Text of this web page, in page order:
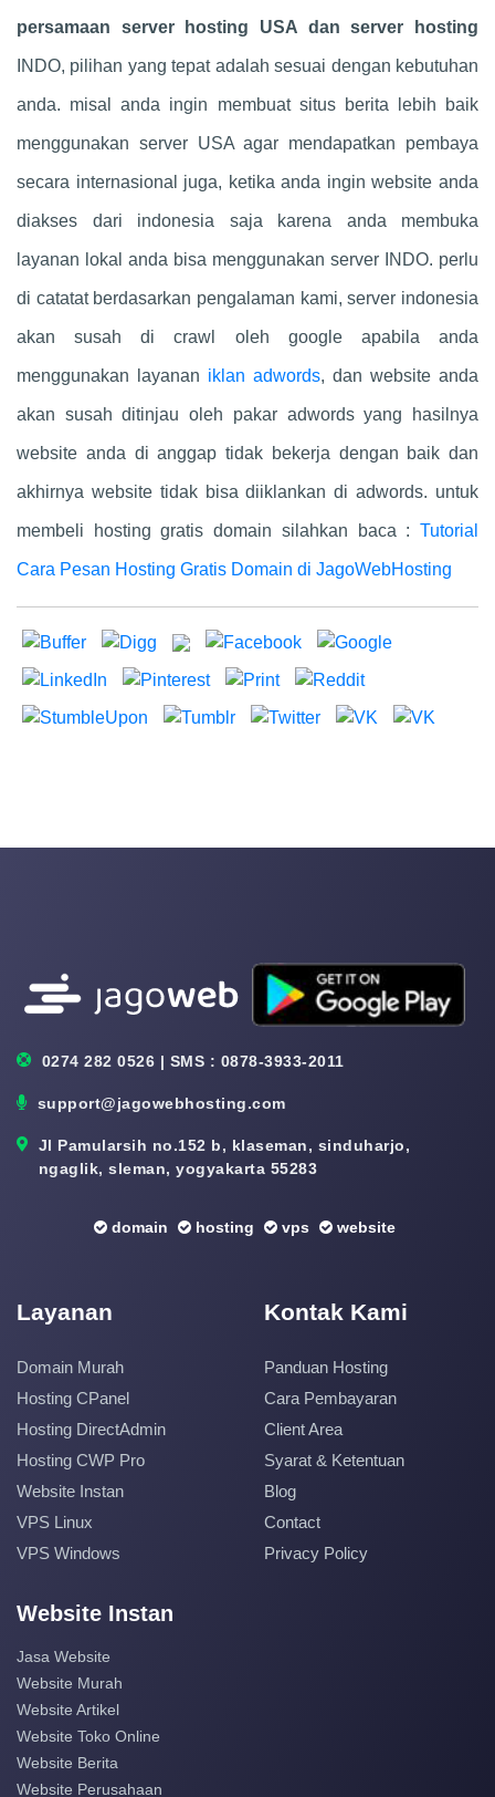
persamaan server hosting USA dan server hosting
INDO, pilihan yang tepat adalah sesuai dengan kebutuhan
anda. misal anda ingin membuat situs berita lebih baik
menggunakan server USA agar mendapatkan pembaya
secara internasional juga, ketika anda ingin website anda
diakses dari indonesia saja karena anda membuka
layanan lokal anda bisa menggunakan server INDO. perlu
di catatat berdasarkan pengalaman kami, server indonesia
akan susah di crawl oleh google apabila anda
menggunakan layanan iklan adwords, dan website anda
akan susah ditinjau oleh pakar adwords yang hasilnya
website anda di anggap tidak bekerja dengan baik dan
akhirnya website tidak bisa diiklankan di adwords. untuk
membeli hosting gratis domain silahkan baca : Tutorial
Cara Pesan Hosting Gratis Domain di JagoWebHosting
0274 282 0526 | SMS : 0878-3933-2011
support@jagowebhosting.com
Jl Pamularsih no.152 b, klaseman, sinduharjo,
ngaglik, sleman, yogyakarta 55283
domain hosting vps website
Layanan
Domain Murah
Hosting CPanel
Hosting DirectAdmin
Hosting CWP Pro
Website Instan
VPS Linux
VPS Windows
Kontak Kami
Panduan Hosting
Cara Pembayaran
Client Area
Syarat & Ketentuan
Blog
Contact
Privacy Policy
Website Instan
Jasa Website
Website Murah
Website Artikel
Website Toko Online
Website Berita
Website Perusahaan